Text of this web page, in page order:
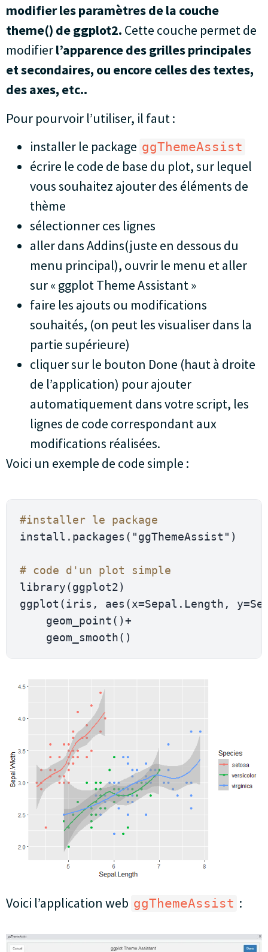
modifier les paramètres de la couche
theme() de ggplot2. Cette couche permet de
modifierl’apparence des grilles principales
et secondaires, ou encore celles des textes,
des axes, etc..
Pour pourvoir l’utiliser, il faut :
installer le package ggThemeAssist
écrire le code de base du plot, sur lequel
vous souhaitez ajouter des éléments de
thème
sélectionner ces lignes
aller dans Addins(juste en dessous du
menu principal), ouvrir le menu et aller
sur « ggplot Theme Assistant »
faire les ajouts ou modifications
souhaités, (on peut les visualiser dans la
partie supérieure)
cliquer sur le bouton Done (haut à droite
de l’application) pour ajouter
automatiquement dans votre script, les
lignes de code correspondant aux
modifications réalisées.
Voici un exemple de code simple :
#installer le package
install.packages ( "ggThemeAssist" )
# code d'un plot simple
library(ggplot2)
ggplot (iris , aes (x=Sepal.Length , y=
    geom_point
( )+
    geom_smooth
( )
Voici l’application web ggThemeAssist :